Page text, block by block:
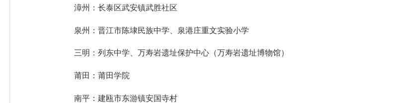
漳州：长泰区武安镇武胜社区
泉州：晋江市陈埭民族中学、泉港庄重文实验小学
三明：列东中学、万寿岩遗址保护中心（万寿岩遗址博物馆）
莆田：莆田学院
南平：建瓯市东游镇安国寺村